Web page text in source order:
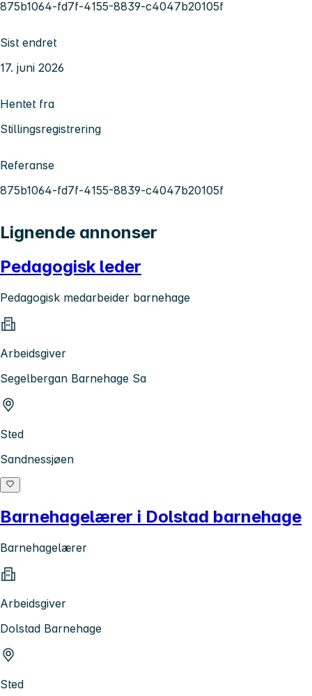
875b1064-fd7f-4155-8839-c4047b20105f
Sist endret
17. juni 2026
Hentet fra
Stillingsregistrering
Referanse
875b1064-fd7f-4155-8839-c4047b20105f
Lignende annonser
Pedagogisk leder
Pedagogisk medarbeider barnehage
Arbeidsgiver
Segelbergan Barnehage Sa
Sted
Sandnessjøen
Barnehagelærer i Dolstad barnehage
Barnehagelærer
Arbeidsgiver
Dolstad Barnehage
Sted